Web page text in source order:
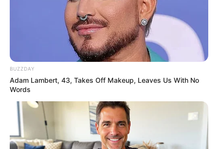
Where Are They Now? 9 Ex-Actors Found
Unexpected Career Paths
BRAINBERRIES
BUZZDAY
Adam Lambert, 43, Takes Off Makeup, Leaves Us With No
Words